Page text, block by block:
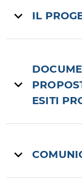
IL
ESITI